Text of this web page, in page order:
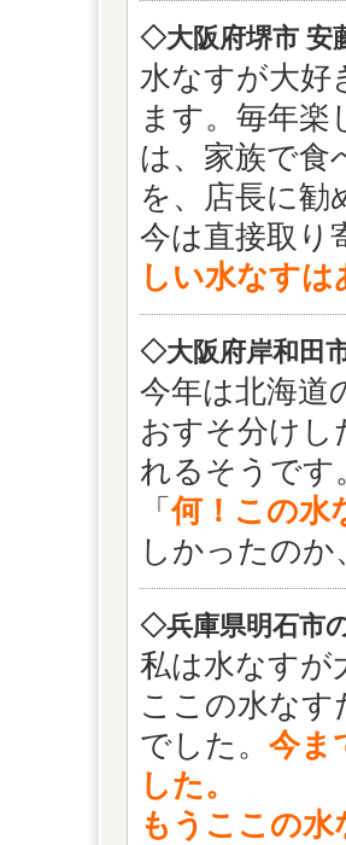
◇大阪府堺市 安
水なすが大好
ます。毎年
は、家族で食
を、店長に
今は直接取り
しい水なすは
◇大阪府岸和田
今年は北海道
おすそ分けし
れるそうです
「何！この水
しかったの
◇兵庫県明石市
私は水なすが
ここの水なす
でした。 今ま
した。
もうここの